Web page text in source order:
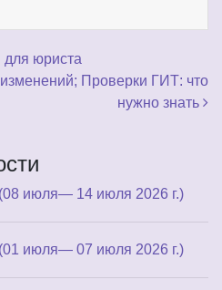
юриста
Проверки ГИТ: что
нужно знать
июля— 14 июля 2026 г.)
июля— 07 июля 2026 г.)